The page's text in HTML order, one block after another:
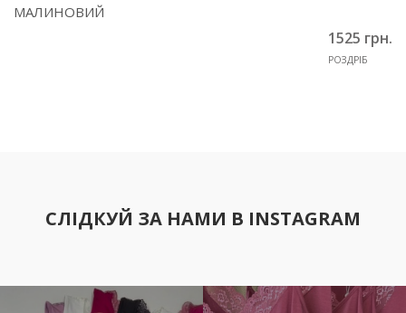
МАЛИНОВИЙ
1525 грн.
РОЗДРІБ
СЛІДКУЙ ЗА НАМИ В INSTAGRAM